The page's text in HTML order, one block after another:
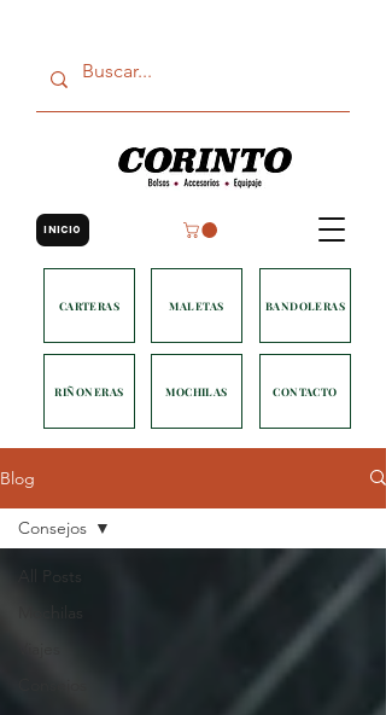
MOCHILAS
RIÑONERAS
BANDOLERAS
MALETAS
CARTERAS
CONTACTO
INICIO
Blog
All Posts
Mochilas
Consejos